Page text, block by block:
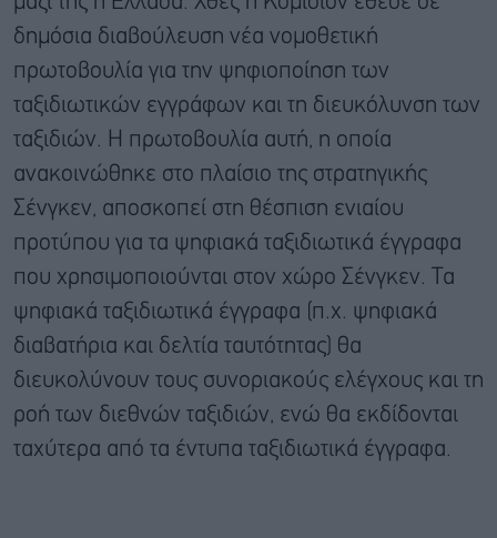
δημόσια διαβούλευση νέα νομοθετική
πρωτοβουλία για την ψηφιοποίηση των
ταξιδιωτικών εγγράφων και τη διευκόλυνση των
ταξιδιών. Η πρωτοβουλία αυτή, η οποία
ανακοινώθηκε στο πλαίσιο της στρατηγικής
Σένγκεν, αποσκοπεί στη θέσπιση ενιαίου
προτύπου για τα ψηφιακά ταξιδιωτικά έγγραφα
που χρησιμοποιούνται στον χώρο Σένγκεν. Τα
ψηφιακά ταξιδιωτικά έγγραφα (π.χ. ψηφιακά
διαβατήρια και δελτία ταυτότητας) θα
διευκολύνουν τους συνοριακούς ελέγχους και τη
ροή των διεθνών ταξιδιών, ενώ θα εκδίδονται
ταχύτερα από τα έντυπα ταξιδιωτικά έγγραφα.